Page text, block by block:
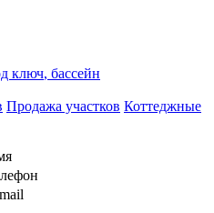
ключ, бассейн
Продажа участков Коттеджные